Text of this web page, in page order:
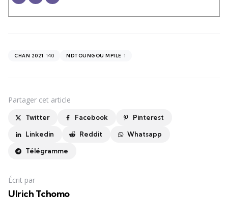
CHAN 2021 140 NDTOUNGOU MPILE 1
Partager cet article
Twitter Facebook Pinterest
Linkedin Reddit Whatsapp
Télégramme
Écrit par
Ulrich Tchomo